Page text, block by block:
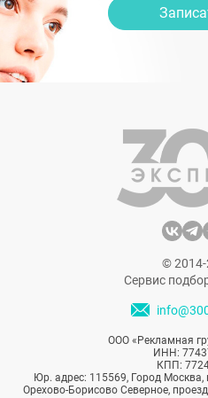
© 2014-
Сервис
ООО «Рекламная
ИНН:
КПП:
Юр. адрес: 115569, Город Москва,
Орехово-Борисово Северное,